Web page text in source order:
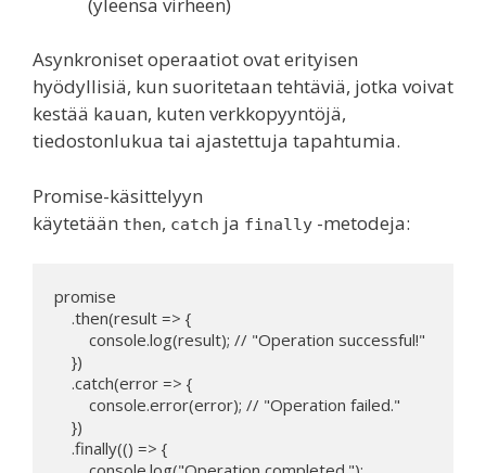
Asynkroniset operaatiot ovat erityisen
hyödyllisiä, kun suoritetaan tehtäviä, jotka voivat
kestää kauan, kuten verkkopyyntöjä,
tiedostonlukua tai ajastettuja tapahtumia.
Promise-käsittelyyn
käytetään then, catch ja finally -metodeja:
promise